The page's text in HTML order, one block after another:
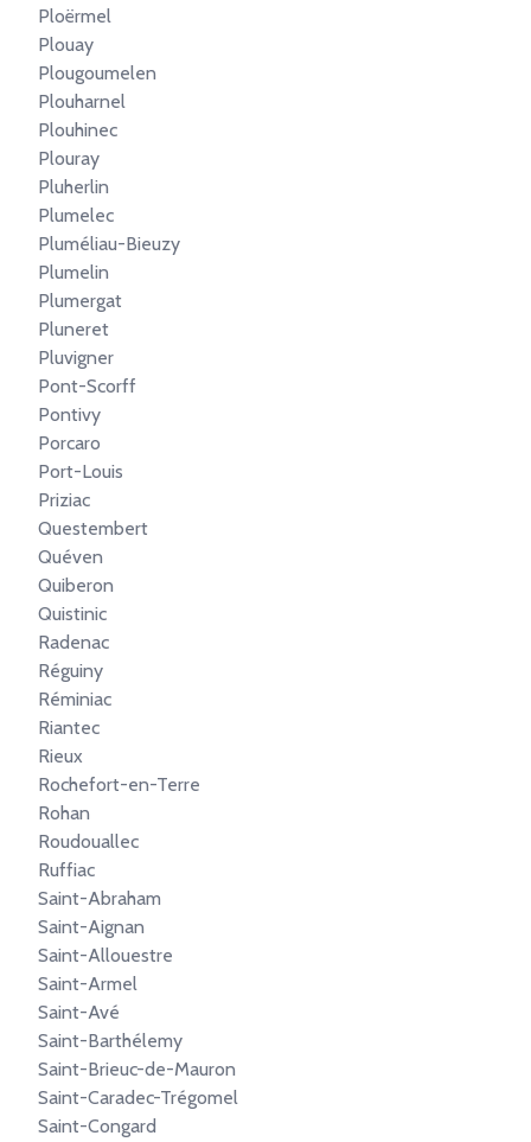
Ploërmel
Plouay
Plougoumelen
Plouharnel
Plouhinec
Plouray
Pluherlin
Plumelec
Pluméliau-Bieuzy
Plumelin
Plumergat
Pluneret
Pluvigner
Pont-Scorff
Pontivy
Porcaro
Port-Louis
Priziac
Questembert
Quéven
Quiberon
Quistinic
Radenac
Réguiny
Réminiac
Riantec
Rieux
Rochefort-en-Terre
Rohan
Roudouallec
Ruffiac
Saint-Abraham
Saint-Aignan
Saint-Allouestre
Saint-Armel
Saint-Avé
Saint-Barthélemy
Saint-Brieuc-de-Mauron
Saint-Caradec-Trégomel
Saint-Congard